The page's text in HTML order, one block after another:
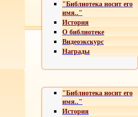
"Библиотека носит его
имя.."
История
О библиотеке
Видеоэкскурс
Награды
"Библиотека носит его
имя.."
История